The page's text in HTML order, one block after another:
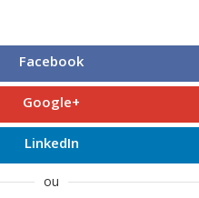
Facebook
Google+
LinkedIn
ou